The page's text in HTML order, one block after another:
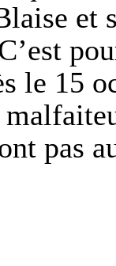
et
le 15
pas